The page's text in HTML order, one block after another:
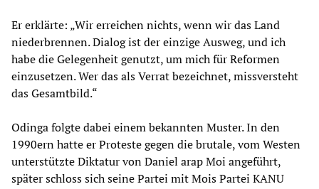
Er erklärte: „Wir erreichen nichts, wenn wir das Land
niederbrennen. Dialog ist der einzige Ausweg, und ich
habe die Gelegenheit genutzt, um mich für Reformen
einzusetzen. Wer das als Verrat bezeichnet, missversteht
das Gesamtbild.“
Odinga folgte dabei einem bekannten Muster. In den
1990ern hatte er Proteste gegen die brutale, vom Westen
unterstützte Diktatur von Daniel arap Moi angeführt,
später schloss sich seine Partei mit Mois Partei KANU